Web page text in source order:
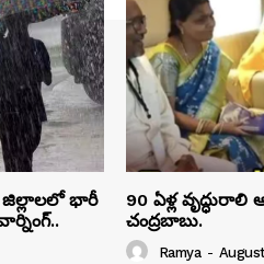
భారీ
90 ఏళ్ల వృద్ధురాలి
చంద్రబాబు.
Ramya -